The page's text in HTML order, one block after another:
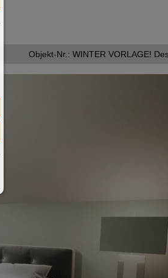
Objekt-Nr.: WINTER VORLAGE!
Nur
Sie können Ihre Cookie-